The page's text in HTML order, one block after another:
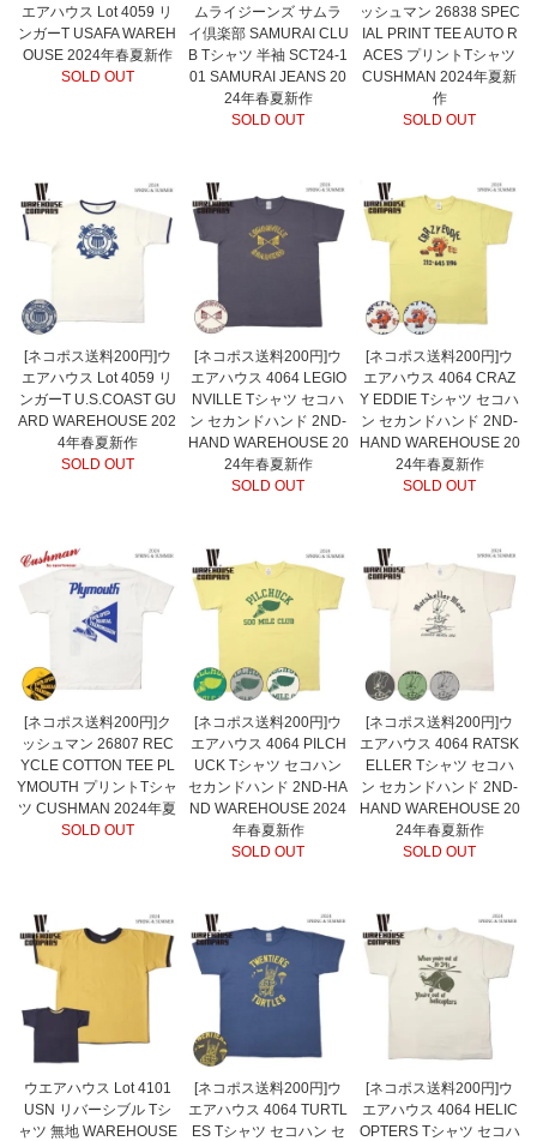
エアハウス Lot 4059 リ
ンガーT USAFA WAREH
OUSE 2024年春夏新作
SOLD OUT
ムライジーンズ サムラ
イ倶楽部 SAMURAI CLU
B Tシャツ 半袖 SCT24-1
01 SAMURAI JEANS 20
24年春夏新作
SOLD OUT
ッシュマン 26838 SPEC
IAL PRINT TEE AUTO R
ACES プリントTシャツ
CUSHMAN 2024年夏新
作
SOLD OUT
[ネコポス送料200円]ウ
エアハウス Lot 4059 リ
ンガーT U.S.COAST GU
ARD WAREHOUSE 202
4年春夏新作
SOLD OUT
[ネコポス送料200円]ウ
エアハウス 4064 LEGIO
NVILLE Tシャツ セコハ
ン セカンドハンド 2ND-
HAND WAREHOUSE 20
24年春夏新作
SOLD OUT
[ネコポス送料200円]ウ
エアハウス 4064 CRAZ
Y EDDIE Tシャツ セコハ
ン セカンドハンド 2ND-
HAND WAREHOUSE 20
24年春夏新作
SOLD OUT
[ネコポス送料200円]ク
ッシュマン 26807 REC
YCLE COTTON TEE PL
YMOUTH プリントTシャ
ツ CUSHMAN 2024年夏
SOLD OUT
[ネコポス送料200円]ウ
エアハウス 4064 PILCH
UCK Tシャツ セコハン
セカンドハンド 2ND-HA
ND WAREHOUSE 2024
年春夏新作
SOLD OUT
[ネコポス送料200円]ウ
エアハウス 4064 RATSK
ELLER Tシャツ セコハ
ン セカンドハンド 2ND-
HAND WAREHOUSE 20
24年春夏新作
SOLD OUT
ウエアハウス Lot 4101
USN リバーシブル Tシ
ャツ 無地 WAREHOUSE
[ネコポス送料200円]ウ
エアハウス 4064 TURTL
ES Tシャツ セコハン セ
[ネコポス送料200円]ウ
エアハウス 4064 HELIC
OPTERS Tシャツ セコハ